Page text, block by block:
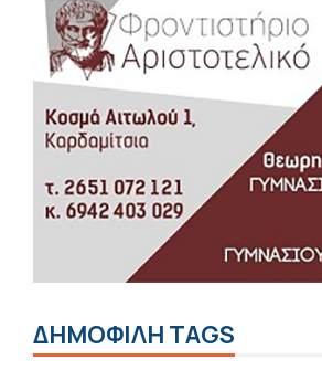
ΔΗΜΟΦΙΛΗ TAGS